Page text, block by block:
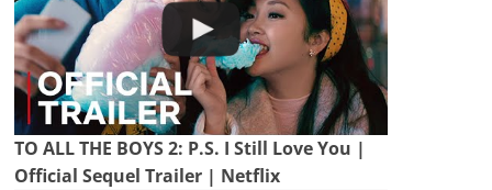
TO ALL THE BOYS 2: P.S. I Still Love You |
Official Sequel Trailer | Netflix